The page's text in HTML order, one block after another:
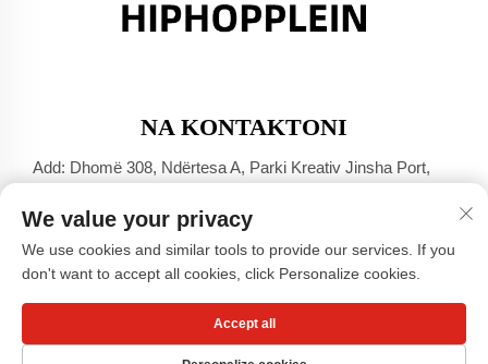
NA KONTAKTONI
Add: Dhomë 308, Ndërtesa A, Parki Kreativ Jinsha Port,
Tel: +86-17304049586
E-mail:[email protected]
Të drejtat e rezervuara © Guangzhou Xiaohongshu Clothing
Co., LTD -Politika e Privatësisë
We value your privacy
We use cookies and similar tools to provide our services. If you
don't want to accept all cookies, click Personalize cookies.
Accept all